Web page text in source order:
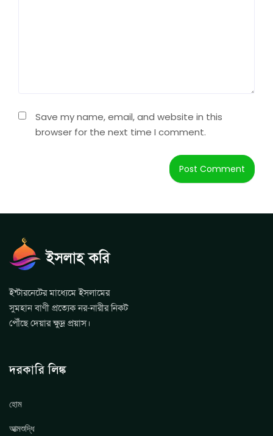
Save my name, email, and website in this
browser for the next time I comment.
ইন্টারনেটের মাধ্যেমে ইসলামের
সুমহান বাণী প্রত্যেক নর-নারীর নিকট
পৌঁছে দেয়ার ক্ষুদ্র প্রয়াস।
দরকারি লিঙ্ক
হোম
আত্মশুদ্ধি